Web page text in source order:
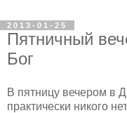
2013-01-25
Пятничный
Бог
В пятницу вечером в
практически никого